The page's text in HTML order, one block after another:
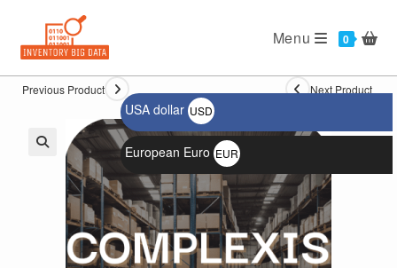
0
Menu
Previous Product Next Product
USD
$
EUR
€